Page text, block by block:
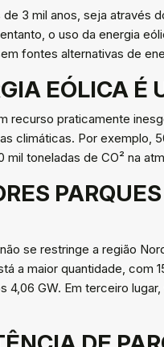
3 mil anos, seja
o uso da energia
fontes alternativas de
EÓLICA É
recurso praticamente
climáticas. Por
mil toneladas de CO² na
se restringe a região
a maior quantidade,
4,06 GW. Em terceiro